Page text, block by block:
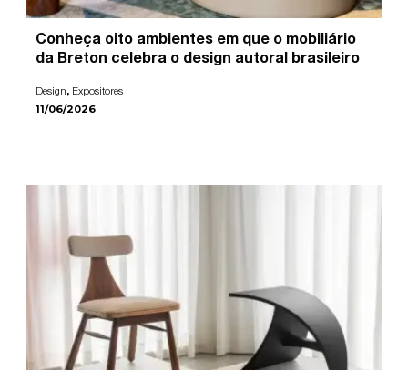
Conheça oito ambientes em que o mobiliário
da Breton celebra o design autoral brasileiro
Design, Expositores
11/06/2026